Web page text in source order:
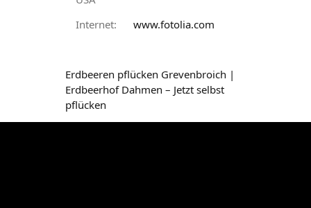
Internet:
www.fotolia.com
Erdbeeren pflücken Grevenbroich |
Erdbeerhof Dahmen – Jetzt selbst
pflücken